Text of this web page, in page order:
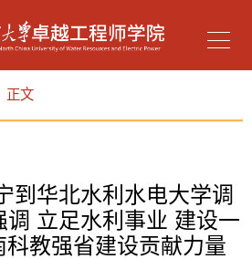
正文
到华北水利水电大学调
调 立足水利事业 建设一
教强省建设贡献力量